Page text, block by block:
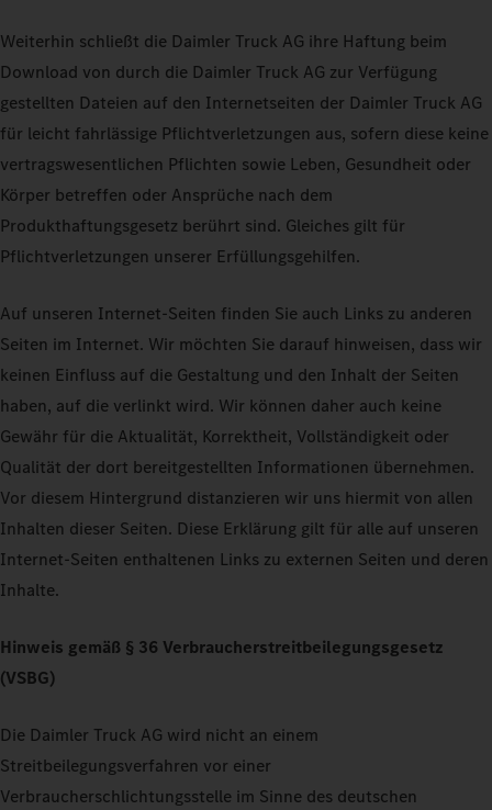
Weiterhin schließt die Daimler Truck AG ihre Haftung beim
Download von durch die Daimler Truck AG zur Verfügung
gestellten Dateien auf den Internetseiten der Daimler Truck AG
für leicht fahrlässige Pflichtverletzungen aus, sofern diese keine
vertragswesentlichen Pflichten sowie Leben, Gesundheit oder
Körper betreffen oder Ansprüche nach dem
Produkthaftungsgesetz berührt sind. Gleiches gilt für
Pflichtverletzungen unserer Erfüllungsgehilfen.
Auf unseren Internet-Seiten finden Sie auch Links zu anderen
Seiten im Internet. Wir möchten Sie darauf hinweisen, dass wir
keinen Einfluss auf die Gestaltung und den Inhalt der Seiten
haben, auf die verlinkt wird. Wir können daher auch keine
Gewähr für die Aktualität, Korrektheit, Vollständigkeit oder
Qualität der dort bereitgestellten Informationen übernehmen.
Vor diesem Hintergrund distanzieren wir uns hiermit von allen
Inhalten dieser Seiten. Diese Erklärung gilt für alle auf unseren
Internet-Seiten enthaltenen Links zu externen Seiten und deren
Inhalte.
Hinweis gemäß § 36 Verbraucherstreitbeilegungsgesetz
(VSBG)
Die Daimler Truck AG wird nicht an einem
Streitbeilegungsverfahren vor einer
Verbraucherschlichtungsstelle im Sinne des deutschen